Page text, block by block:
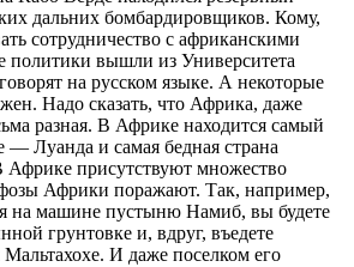
дальних бомбардировщиков. Кому,
сотрудничество с африканскими
политики вышли из Университета
на русском языке. А некоторые
Надо сказать, что Африка, даже
разная. В Африке находится самый
— Луанда и самая бедная страна
присутствуют множество
Африки поражают. Так, например,
на машине пустыню Намиб, вы будете
грунтовке и, вдруг, въедете
И даже поселком его